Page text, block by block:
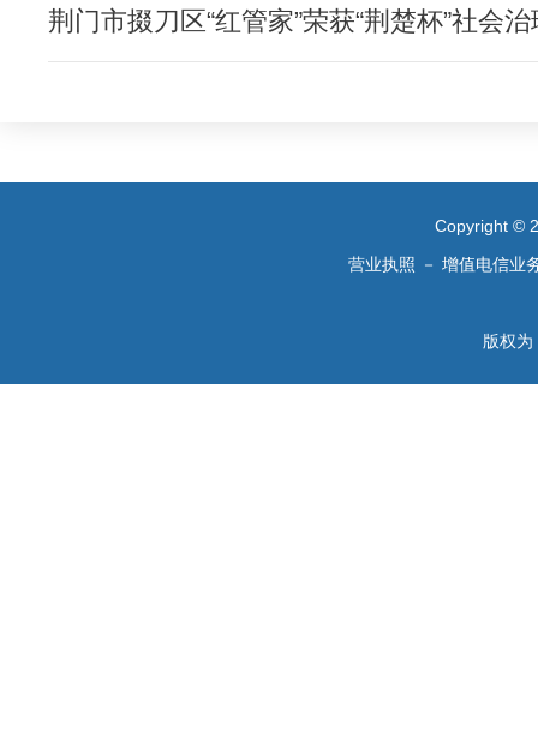
荆门市掇刀区“红管家”荣获“荆楚杯”社会
Copyright ©
营业执照 － 增值电信业
版权